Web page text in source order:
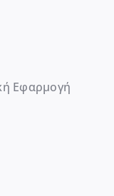
Εφαρμογή